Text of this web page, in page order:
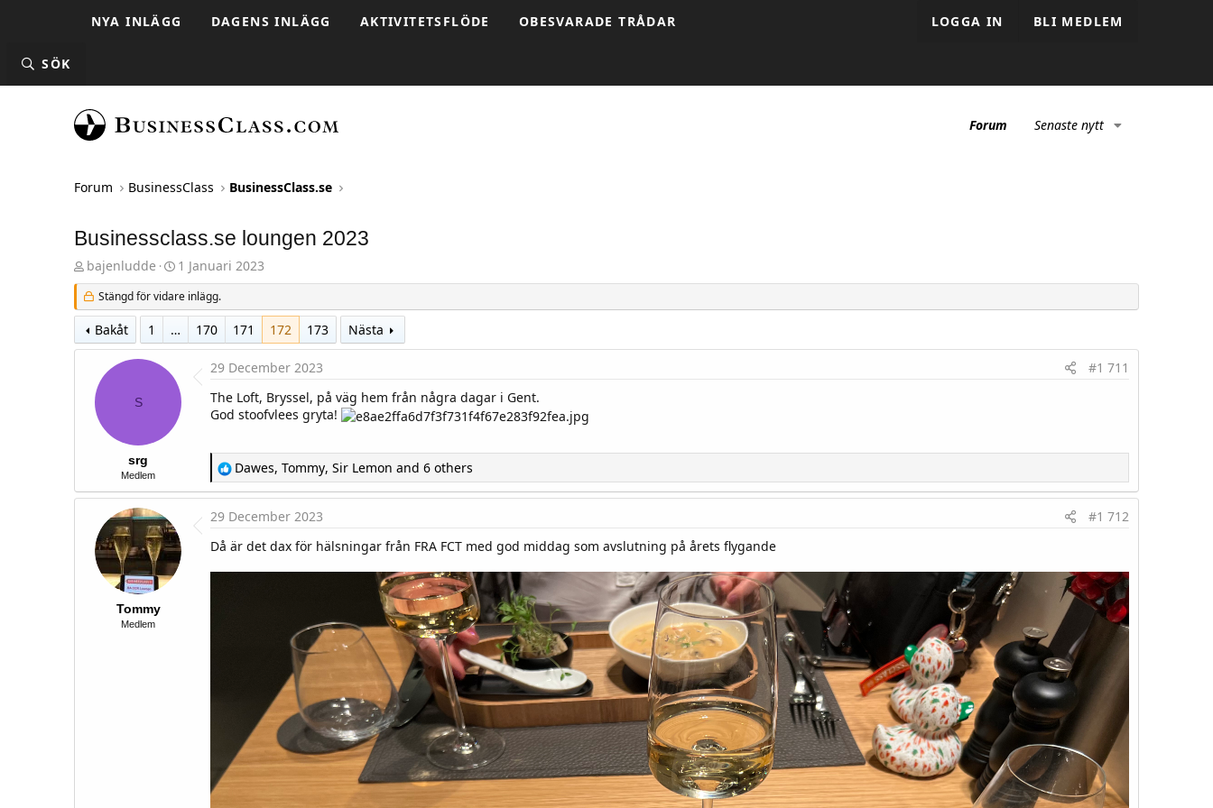
NYA INLÄGG DAGENS INLÄGG AKTIVITETSFLÖDE OBESVARADE TRÅDAR LOGGA IN BLI MEDLEM
SÖK
Forum Senaste nytt
Forum BusinessClass BusinessClass.se
Businessclass.se loungen 2023
T
r
e
a
d
s
bajenludde
S
a
r
t
d
a
m
1 Januari 2023
Stängd för vidare inlägg.
Bakåt 1 … 170 171 172 173 Nästa
S
srg
Medlem
29 December 2023
#1 711
The Loft, Bryssel, på väg hem från några dagar i Gent.
God stoofvlees gryta!
R
a
t
o
s
Dawes, Tommy, Sir Lemon and 6 others
Tommy
Medlem
29 December 2023
#1 712
Då är det dax för hälsningar från FRA FCT med god middag som avslutning på årets flygande